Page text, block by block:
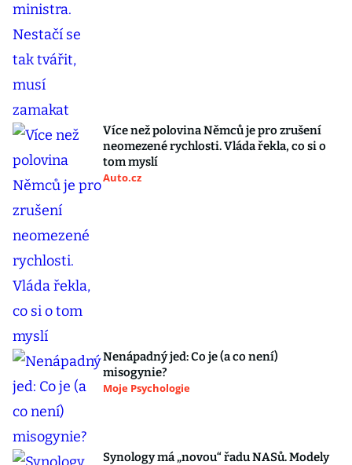
Více než polovina Němců je pro zrušení
neomezené rychlosti. Vláda řekla, co si o
tom myslí
Auto.cz
Nenápadný jed: Co je (a co není)
misogynie?
Moje Psychologie
Synology má „novou“ řadu NASů. Modely